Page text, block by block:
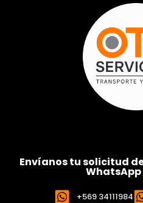
Envíanos tu solicitud
WhatsApp
+569 34111984